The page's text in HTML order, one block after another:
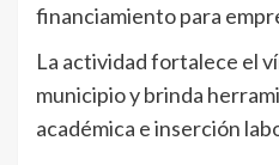
financiamiento para
La actividad fortalece el
municipio y brinda
académica e inserción